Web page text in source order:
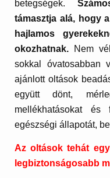
betegségek.
támasztja alá, hogy
hajlamos
okozhatnak. Nem
sokkal óvatosabban
ajánlott oltások
együtt dönt,
mellékhatásokat
egészségi állapotát,
Az oltások tehát
legbiztonságosabb